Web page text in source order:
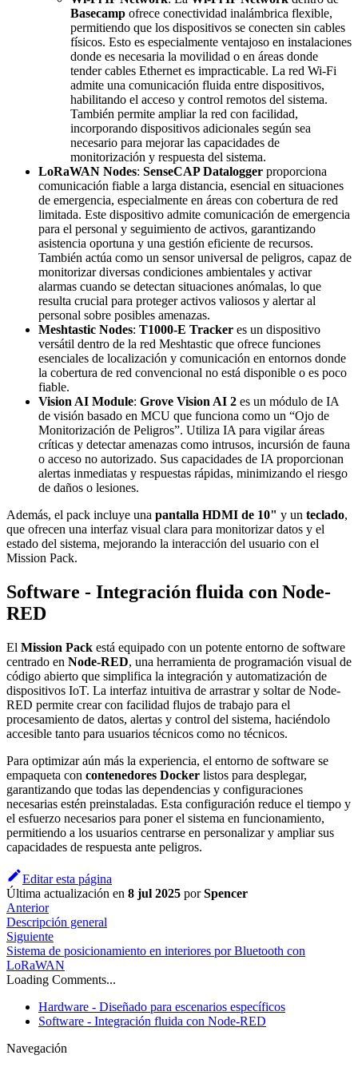
Basecamp ofrece conectividad inalámbrica flexible,
permitiendo que los dispositivos se conecten sin cables
físicos. Esto es especialmente ventajoso en instalaciones
donde es necesaria la movilidad o en áreas donde
tender cables Ethernet es impracticable. La red Wi-Fi
admite una comunicación fluida entre dispositivos,
habilitando el acceso y control remotos del sistema.
También permite ampliar la red con facilidad,
incorporando dispositivos adicionales según sea
necesario para mejorar las capacidades de
monitorización y respuesta del sistema.
LoRaWAN Nodes: SenseCAP Datalogger proporciona
comunicación fiable a larga distancia, esencial en situaciones
de emergencia, especialmente en áreas con cobertura de red
limitada. Este dispositivo admite comunicación de emergencia
para el personal y seguimiento de activos, garantizando
asistencia oportuna y una gestión eficiente de recursos.
También actúa como un sensor universal de peligros, capaz de
monitorizar diversas condiciones ambientales y activar
alarmas cuando se detectan situaciones anómalas, lo que
resulta crucial para proteger activos valiosos y alertar al
personal sobre posibles amenazas.
Meshtastic Nodes: T1000-E Tracker es un dispositivo
versátil dentro de la red Meshtastic que ofrece funciones
esenciales de localización y comunicación en entornos donde
la cobertura de red convencional no está disponible o es poco
fiable.
Vision AI Module: Grove Vision AI 2 es un módulo de IA
de visión basado en MCU que funciona como un “Ojo de
Monitorización de Peligros”. Utiliza IA para vigilar áreas
críticas y detectar amenazas como intrusos, incursión de fauna
o acceso no autorizado. Sus capacidades de IA proporcionan
alertas inmediatas y respuestas rápidas, minimizando el riesgo
de daños o lesiones.
Además, el pack incluye una pantalla HDMI de 10" y un teclado,
que ofrecen una interfaz visual clara para monitorizar datos y el
estado del sistema, mejorando la interacción del usuario con el
Mission Pack.
Software - Integración fluida con Node-
RED
El Mission Pack está equipado con un potente entorno de software
centrado en Node-RED, una herramienta de programación visual de
código abierto que simplifica la integración y automatización de
dispositivos IoT. La interfaz intuitiva de arrastrar y soltar de Node-
RED permite crear con facilidad flujos de trabajo para el
procesamiento de datos, alertas y control del sistema, haciéndolo
accesible tanto para usuarios técnicos como no técnicos.
Para optimizar aún más la experiencia, el entorno de software se
empaqueta con contenedores Docker listos para desplegar,
garantizando que todas las dependencias y configuraciones
necesarias estén preinstaladas. Esta configuración reduce el tiempo y
el esfuerzo necesarios para poner el sistema en funcionamiento,
permitiendo a los usuarios centrarse en personalizar y ampliar sus
capacidades de respuesta ante peligros.
Editar esta página
Última actualización en 8 jul 2025 porSpencer
Anterior
Descripción general
Siguiente
Sistema de posicionamiento en interiores por Bluetooth con
LoRaWAN
Loading Comments...
Hardware - Diseñado para escenarios específicos
Software - Integración fluida con Node-RED
Navegación